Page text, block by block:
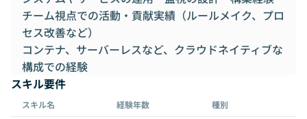
チーム視点での活動・貢献実績（ルールメイク、プロ
セス改善など）
コンテナ、サーバーレスなど、クラウドネイティブな
構成での経験
スキル要件
スキル名 経験年数 種別